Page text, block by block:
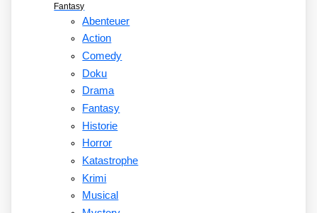
Fantasy
Abenteuer
Action
Comedy
Doku
Drama
Fantasy
Historie
Horror
Katastrophe
Krimi
Musical